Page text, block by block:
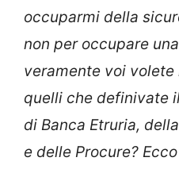
occuparmi della
non per occupare
veramente voi
quelli che definivate
di Banca Etruria,
e delle Procure?